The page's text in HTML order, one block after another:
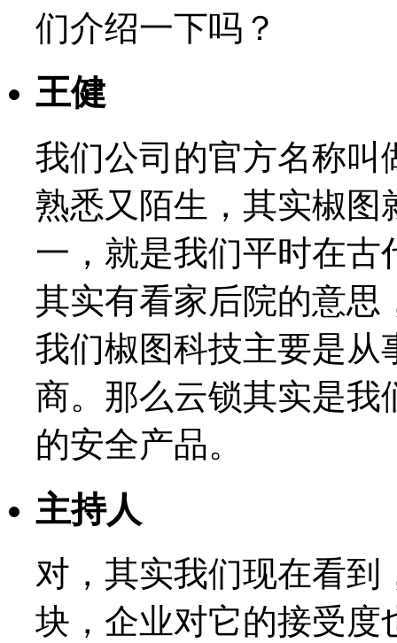
们介绍一下吗？
王健
我们公司的官方名称叫
熟悉又陌生，其实椒图
一，就是我们平时在古
其实有看家后院的意思
我们椒图科技主要是从
商。那么云锁其实是我
的安全产品。
主持人
对，其实我们现在看
块，企业对它的接受度